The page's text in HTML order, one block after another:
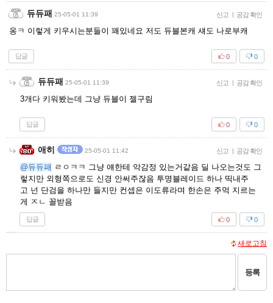
듀듀패 25-05-01 11:39 신고 | 공감 확인
옹ㅋ 이렇게 키우시는분들이 꽤있네요 저도 듀블본캐 섀도 나로부캐
답글 0
0
듀듀패 25-05-01 11:39 신고 | 공감 확인
3개다 키워봤는데 그냥 듀블이 젤구림
답글 0
0
애히 25-05-01 11:42 신고 | 공감 확인
@듀듀패 ㄹㅇㅋㅋ 그냥 얘한테 악감정 있는거같음 딜 나오는것도 그
렇지만 외형쪽으로도 신경 안써주잖음 투명블레이드 하나 띡내주
고 넌 단검을 하나만 들지만 컨셉은 이도류라며 한손은 주먹 지르는
게 ㅈㄴ 꼴받음
답글 0
0
새로고침
등록